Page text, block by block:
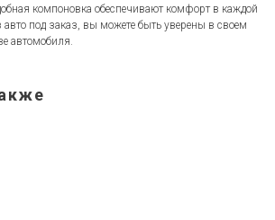
компоновка обеспечивают комфорт в каждой
под заказ, вы можете быть уверены в своем
автомобиля.